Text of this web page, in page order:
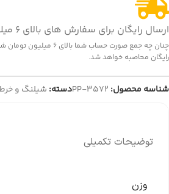
ارسال رایگان برای سفارش های بالای 6 میلیون تومان
چنان چه جمع صورت حساب
رایگان محاصبه خواهد شد.
شناسه محصول: PP-3572دسته: شیلنگ و
توضیحات تکمیلی
وزن